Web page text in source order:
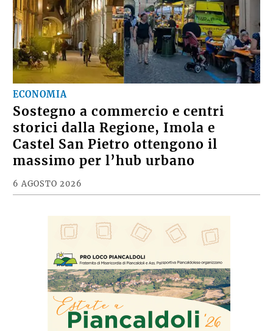
ECONOMIA
Sostegno a commercio e centri
storici dalla Regione, Imola e
Castel San Pietro ottengono il
massimo per l’hub urbano
6 AGOSTO 2026